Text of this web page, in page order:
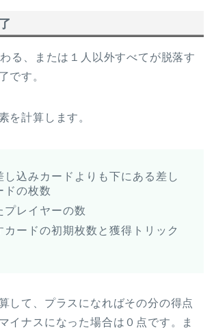
る、または１人以外すべてが脱落す
です。
を計算します。
し込みカードよりも下にある差し
ドの枚数
プレイヤーの数
カードの初期枚数と獲得トリック
て、プラスになればその分の得点
イナスになった場合は０点です。ま